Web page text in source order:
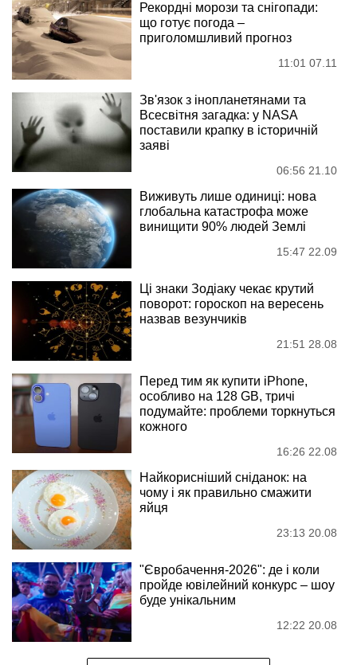
Рекордні морози та снігопади:
що готує погода –
приголомшливий прогноз
11:01 07.11
Зв'язок з інопланетянами та
Всесвітня загадка: у NASA
поставили крапку в історичній
заяві
06:56 21.10
Виживуть лише одиниці: нова
глобальна катастрофа може
винищити 90% людей Землі
15:47 22.09
Ці знаки Зодіаку чекає крутий
поворот: гороскоп на вересень
назвав везунчиків
21:51 28.08
Перед тим як купити iPhone,
особливо на 128 GB, тричі
подумайте: проблеми торкнуться
кожного
16:26 22.08
Найкорисніший сніданок: на
чому і як правильно смажити
яйця
23:13 20.08
"Євробачення-2026": де і коли
пройде ювілейний конкурс – шоу
буде унікальним
12:22 20.08